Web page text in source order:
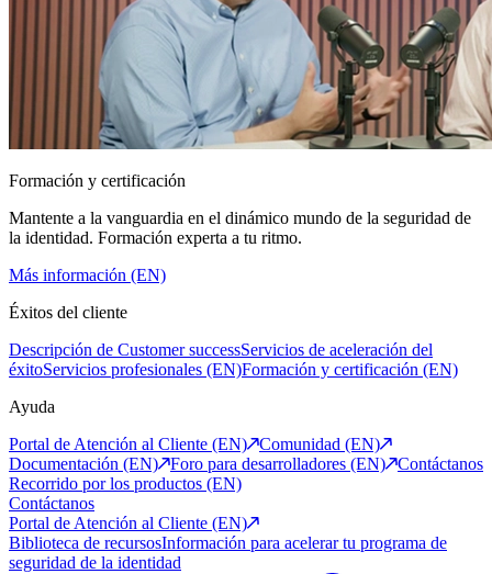
Formación y certificación
Mantente a la vanguardia en el dinámico mundo de la seguridad de
la identidad. Formación experta a tu ritmo.
Más información (EN)
Éxitos del cliente
Descripción de Customer successServicios de aceleración del
éxitoServicios profesionales (EN)Formación y certificación (EN)
Ayuda
Portal de Atención al Cliente (EN)
Comunidad (EN)
Documentación (EN)
Foro para desarrolladores (EN)
Contáctanos
Recorrido por los productos (EN)
Contáctanos
Portal de Atención al Cliente (EN)
Biblioteca de recursosInformación para acelerar tu programa de
seguridad de la identidad